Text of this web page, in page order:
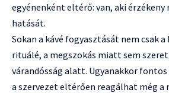
egyénenként eltérő: van, aki érzékeny
hatását.
Sokan a kávé fogyasztását nem csak a
rituálé, a megszokás miatt sem
várandósság alatt. Ugyanakkor
a szervezet eltérően reagálhat még